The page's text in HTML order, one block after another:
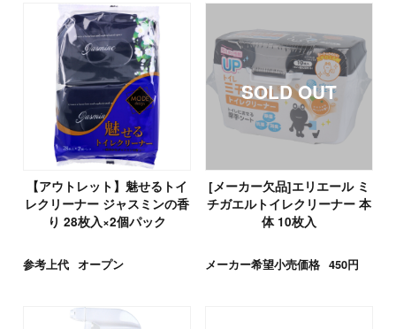
【アウトレット】魅せるトイ
レクリーナー ジャスミンの香
り 28枚入×2個パック
参考上代 オープン
[メーカー欠品]エリエール ミ
チガエルトイレクリーナー 本
体 10枚入
メーカー希望小売価格 450円